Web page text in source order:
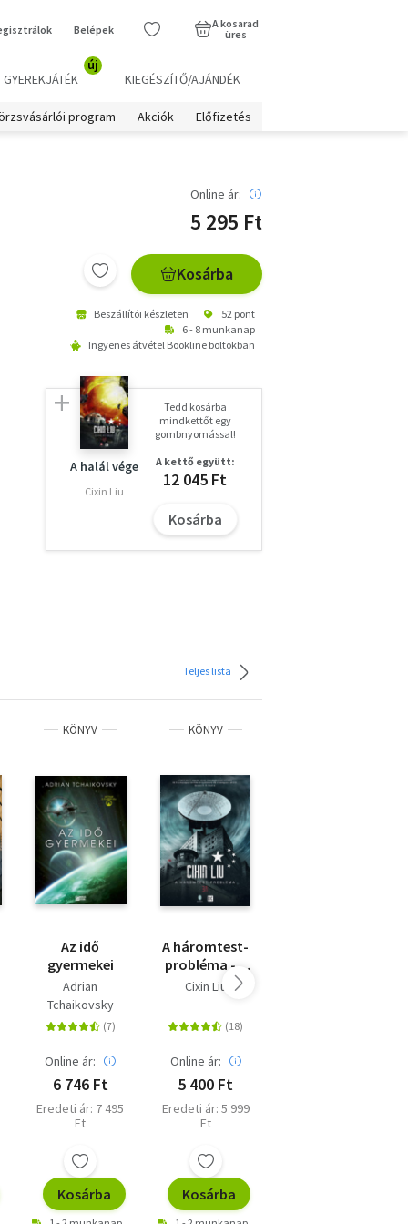
Belépek
A kosarad
üres
GYEREKJÁTÉK
új
KIEGÉSZÍTŐ/AJÁNDÉK
program Akciók Előfizetés
Online ár:
5 295 Ft
Kosárba
Beszállítói készleten
52 pont
6 - 8 munkanap
Ingyenes átvétel Bookline boltokban
A halál vége
Cixin Liu
Tedd kosárba
mindkettőt egy
gombnyomással!
A kettő együtt:
12 045 Ft
Kosárba
Teljes lista
KÖNYV
Az idő
gyermekei
Adrian
Tchaikovsky
Online ár:
6 746 Ft
Eredeti ár: 7 495
Ft
Kosárba
KÖNYV
A háromtest-
probléma - A
háromtest-
Cixin Liu
Online ár:
5 400 Ft
Eredeti ár: 5 999
Ft
Kosárba